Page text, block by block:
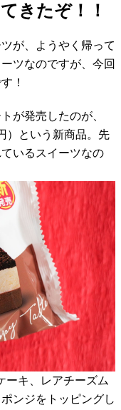
きたぞ！！
が、ようやく帰って
ツなのですが、今回
！
が発売したのが、
）という新商品。先
いるスイーツなの
ーキ、レアチーズム
ンジをトッピングし